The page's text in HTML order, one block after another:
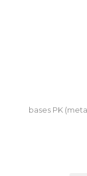
bases PK